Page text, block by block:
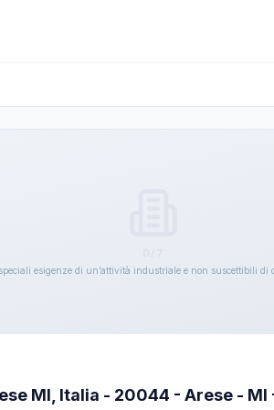
esigenze di un’attività industriale e non suscettibili
MI, Italia - 20044 - Arese - MI